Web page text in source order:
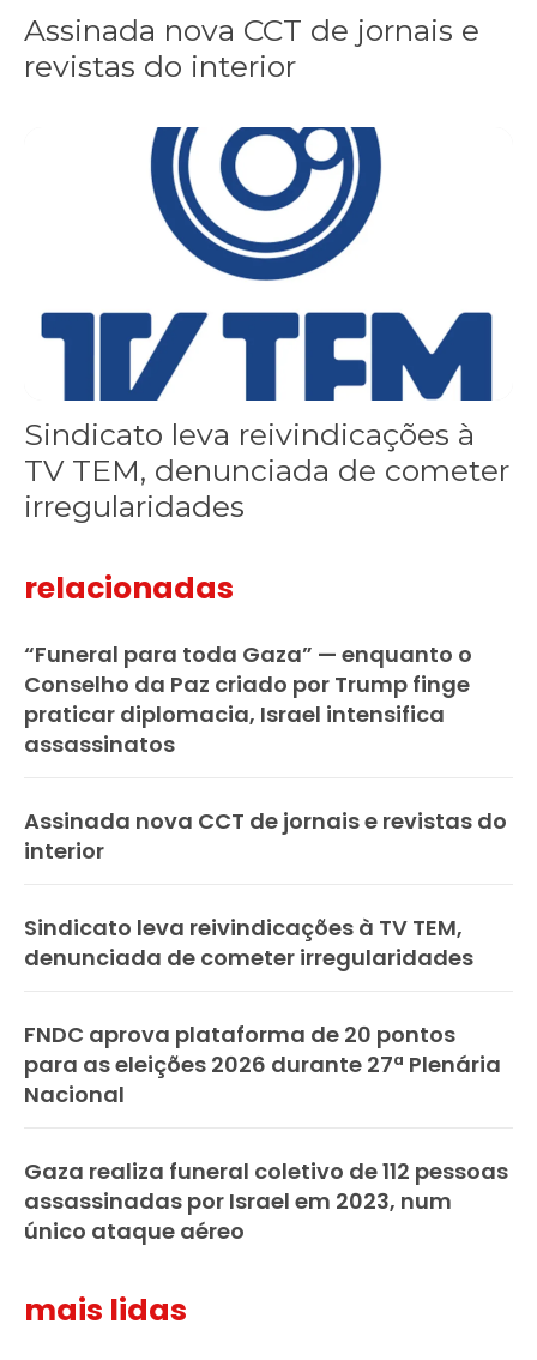
Assinada nova CCT de jornais e
revistas do interior
Sindicato leva reivindicações à TV TEM, denunciada de cometer
Sindicato leva reivindicações à
TV TEM, denunciada de cometer
irregularidades
relacionadas
“Funeral para toda Gaza” — enquanto o
Conselho da Paz criado por Trump finge
praticar diplomacia, Israel intensifica
assassinatos
Assinada nova CCT de jornais e revistas do
interior
Sindicato leva reivindicações à TV TEM,
denunciada de cometer irregularidades
FNDC aprova plataforma de 20 pontos
para as eleições 2026 durante 27ª Plenária
Nacional
Gaza realiza funeral coletivo de 112 pessoas
assassinadas por Israel em 2023, num
único ataque aéreo
mais lidas